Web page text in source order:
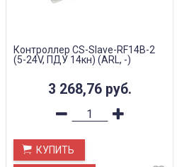
Контроллер CS-Slave-RF14B-2
(5-24V, ПДУ 14кн) (ARL, -)
3 268,76 руб.
КУПИТЬ